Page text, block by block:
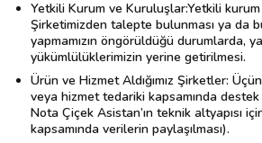
Yetkili Kurum ve Kuruluşlar:Yetkili
Şirketimizden talepte bulunması ya da
yapmamızın öngörüldüğü durumlarda,
yükümlülüklerimizin yerine getirilmesi.
Ürün ve Hizmet Aldığımız Şirketler:
veya hizmet tedariki kapsamında destek
Nota Çiçek Asistan’ın teknik altyapısı
kapsamında verilerin paylaşılması).